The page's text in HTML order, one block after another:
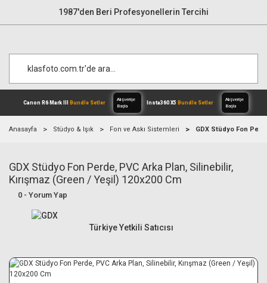
1987'den Beri Profesyonellerin Tercihi
Canon R6 Mark IIIBundle Setler
Alışverişe
Anasayfa Stüdyo & Işık Fon ve Askı Sistemleri GDX Stüdyo Fon
GDX Stüdyo Fon Perde, PVC Arka Plan, Silinebilir,
Kırışmaz (Green / Yeşil) 120x200 Cm
0 - Yorum Yap
Türkiye Yetkili Satıcısı